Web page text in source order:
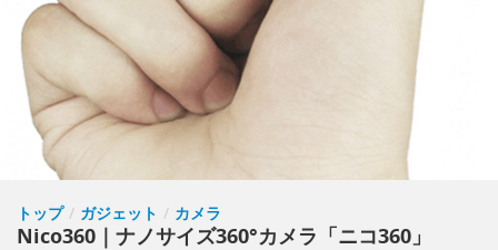
トップ / ガジェット / カメラ
Nico360｜ナノサイズ360°カメラ「ニコ360」